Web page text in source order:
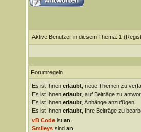
Aktive Benutzer in diesem Thema: 1
Forumregeln
Es ist Ihnen erlaubt, neue Themen zu
Es ist Ihnen erlaubt, auf Beiträge zu
Es ist Ihnen erlaubt, Anhänge anzufügen.
Es ist Ihnen erlaubt, Ihre Beiträge zu
vB Codeist an
Smileyssind an